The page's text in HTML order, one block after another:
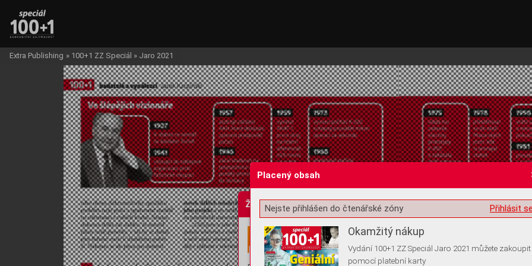
Žádost o souhlas s ukládáním volitelných informací
Extra Publishing » 100+1 ZZ Speciál » Jaro 2021
Placený obsah
Přihlásit
Nejste přihlášen do čtenářské zóny
Okamžitý nákup
Vydání 100+1 ZZ Speciál Jaro 2021 můžete zakoupit
pomocí platební karty